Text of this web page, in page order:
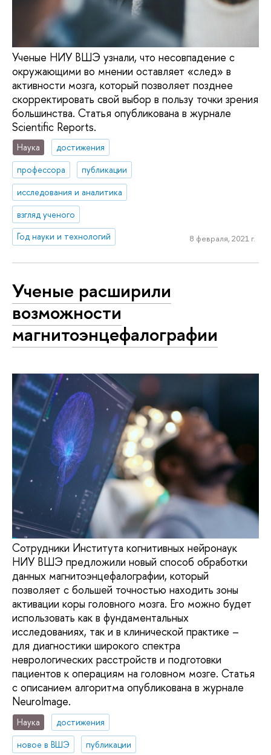
Ученые НИУ ВШЭ узнали, что несовпадение с
окружающими во мнении оставляет «след» в
активности мозга, который позволяет позднее
скорректировать свой выбор в пользу точки зрения
большинства. Статья опубликована в журнале
Scientific Reports.
Наука
достижения
профессора
публикации
исследования и аналитика
взгляд ученого
Год науки и технологий
8 февраля, 2021 г.
Ученые расширили
возможности
магнитоэнцефалографии
Сотрудники Института когнитивных нейронаук
НИУ ВШЭ предложили новый способ обработки
данных магнитоэнцефалографии, который
позволяет с большей точностью находить зоны
активации коры головного мозга. Его можно будет
использовать как в фундаментальных
исследованиях, так и в клинической практике –
для диагностики широкого спектра
неврологических расстройств и подготовки
пациентов к операциям на головном мозге. Статья
с описанием алгоритма опубликована в журнале
NeuroImage.
Наука
достижения
новое в ВШЭ
публикации